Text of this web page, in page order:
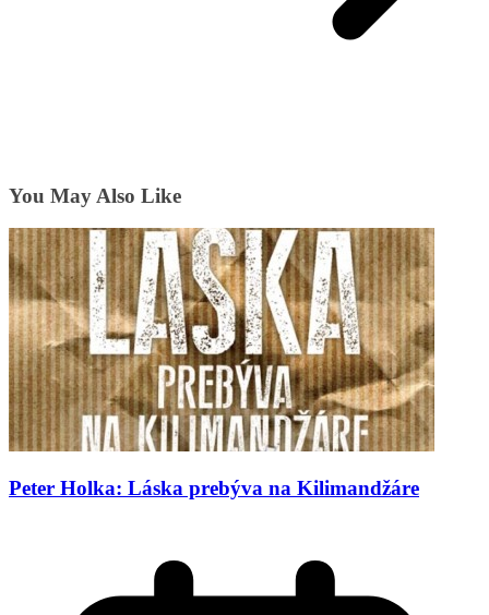
You May Also Like
Peter Holka: Láska prebýva na Kilimandžáre